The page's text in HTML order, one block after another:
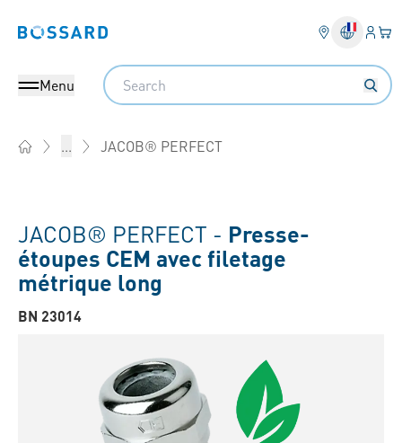
Bossard homepage
Menu
Search
... JACOB® PERFECT
JACOB® PERFECT - Presse-
étoupes CEM avec filetage
métrique long
BN 23014